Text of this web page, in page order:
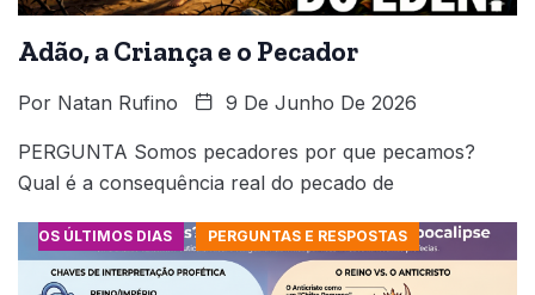
Adão, a Criança e o Pecador
Por Natan Rufino 9 De Junho De 2026
PERGUNTA Somos pecadores por que pecamos?
Qual é a consequência real do pecado de
OS ÚLTIMOS DIAS PERGUNTAS E RESPOSTAS